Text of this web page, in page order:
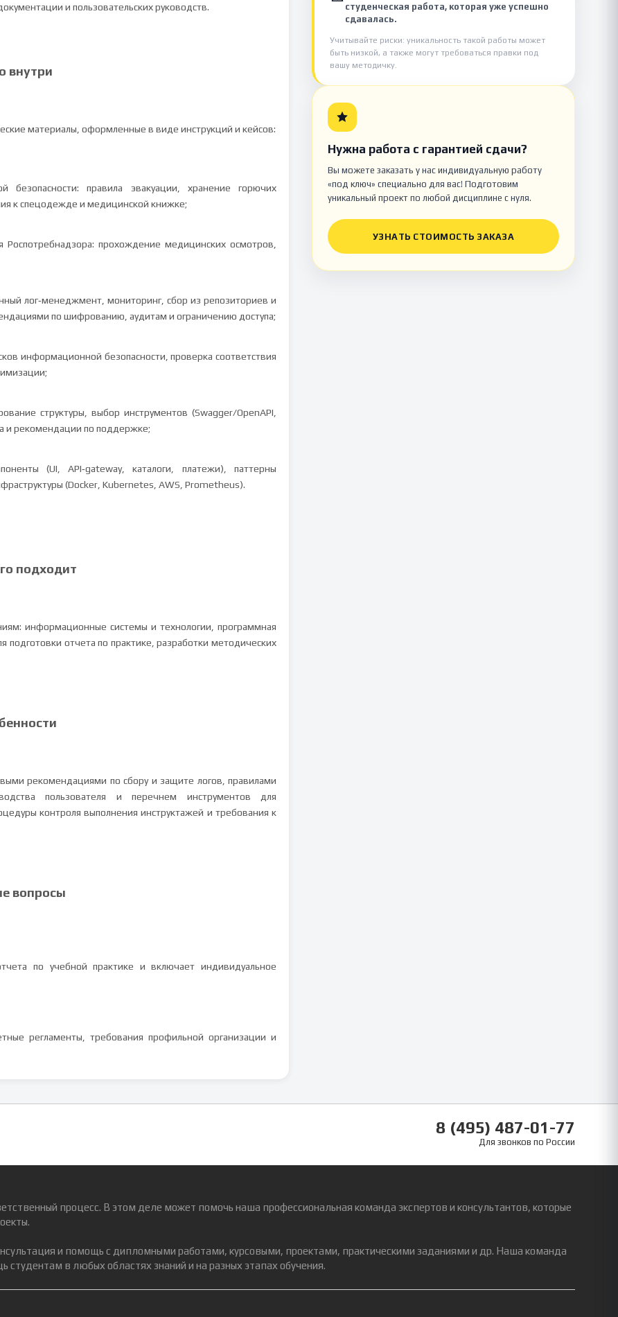
и пользовательских руководств.
внутри
материалы, оформленные в виде инструкций и кейсов:
правила эвакуации, хранение горючих
к спецодежде и медицинской книжке;
прохождение медицинских осмотров,
лог‑менеджмент, мониторинг, сбор из репозиториев и
по шифрованию, аудитам и ограничению доступа;
информационной безопасности, проверка соответствия
структуры, выбор инструментов (Swagger/OpenAPI,
и рекомендации по поддержке;
(UI, API‑gateway, каталоги, платежи), паттерны
(Docker, Kubernetes, AWS, Prometheus).
подходит
информационные системы и технологии, программная
отчета по практике, разработки методических
рекомендациями по сбору и защите логов, правилами
пользователя и перечнем инструментов для
контроля выполнения инструктажей и требования к
вопросы
по учебной практике и включает индивидуальное
регламенты, требования профильной организации и
студенческая работа, которая уже успешно
сдавалась.
Учитывайте риски: уникальность такой работы может
быть низкой, а также могут требоваться правки под
вашу методичку.
Нужна работа с гарантией сдачи?
Вы можете заказать у нас индивидуальную работу
«под ключ» специально для вас! Подготовим
уникальный проект по любой дисциплине с нуля.
УЗНАТЬ СТОИМОСТЬ ЗАКАЗА
8 (495) 487-01-77
Для звонков по России
процесс. В этом деле может помочь наша профессиональная команда экспертов и консультантов, которые
и помощь с дипломными работами, курсовыми, проектами, практическими заданиями и др. Наша команда
студентам в любых областях знаний и на разных этапах обучения.